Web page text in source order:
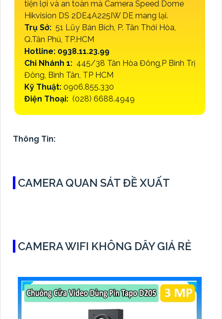
tiện lợi và an toàn mà Camera Speed Dome
Hikvision DS 2DE4A225IW DE mang lại.
Trụ Sở: 51 Lũy Bán Bích, P. Tân Thới Hòa,
Q.Tân Phú, TP.HCM
Hotline: 0938.11.23.99
Chi Nhánh 1: 445/38 Tân Hòa Đông,P Bình Trị
Đông, Bình Tân, TP HCM
Kỹ Thuật: 0906.855.330
Điện Thoại: (028) 6688.4949
Thông Tin:
CAMERA QUAN SÁT ĐỀ XUẤT
CAMERA WIFI KHÔNG DÂY GIÁ RẺ